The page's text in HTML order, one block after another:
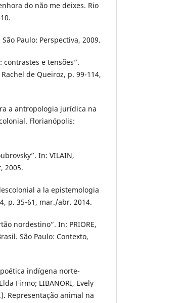
do não me deixes. Rio
Paulo: Perspectiva, 2009.
contrastes e tensões”.
de Queiroz, p. 99-114,
a antropologia jurídica na
Florianópolis:
In: VILAIN,
2005.
a la epistemologia
p. 35-61, mar./abr. 2014.
nordestino”. In: PRIORE,
São Paulo: Contexto,
indígena norte-
Firmo; LIBANORI, Evely
Representação animal na